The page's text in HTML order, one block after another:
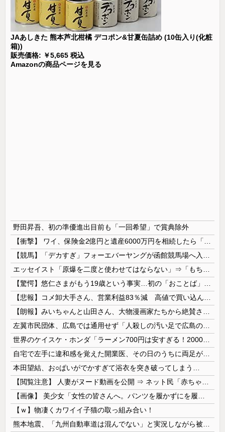
JAあしきた 熊本芦北柑橘 デコポン&甘夏缶詰め (10缶入り(化粧
箱))
販売価格: ￥5,665 税込
Amazonの商品ページを見る
野田昇吾、初の準優進出目前も「一回希望」で賞典除外
本田望結、お○ぱいがでかすぎて浴衣を突き破ってしまう…
【ｗ】物凄くカワイイ子猫の取っ組み合い！